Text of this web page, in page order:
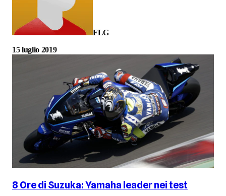
FLG
15 luglio 2019
8 Ore di Suzuka: Yamaha leader nei test